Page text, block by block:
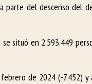
parte del descenso del
situó en 2.593.449
de 2024 (-7.452)